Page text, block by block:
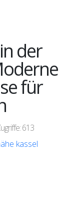
der
für
613
kassel